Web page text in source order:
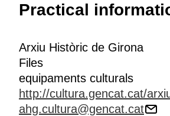
Practical
Arxiu Històric de Girona
Files
equipaments culturals
http://cultura.gencat.cat/
ahg.cultura@gencat.cat